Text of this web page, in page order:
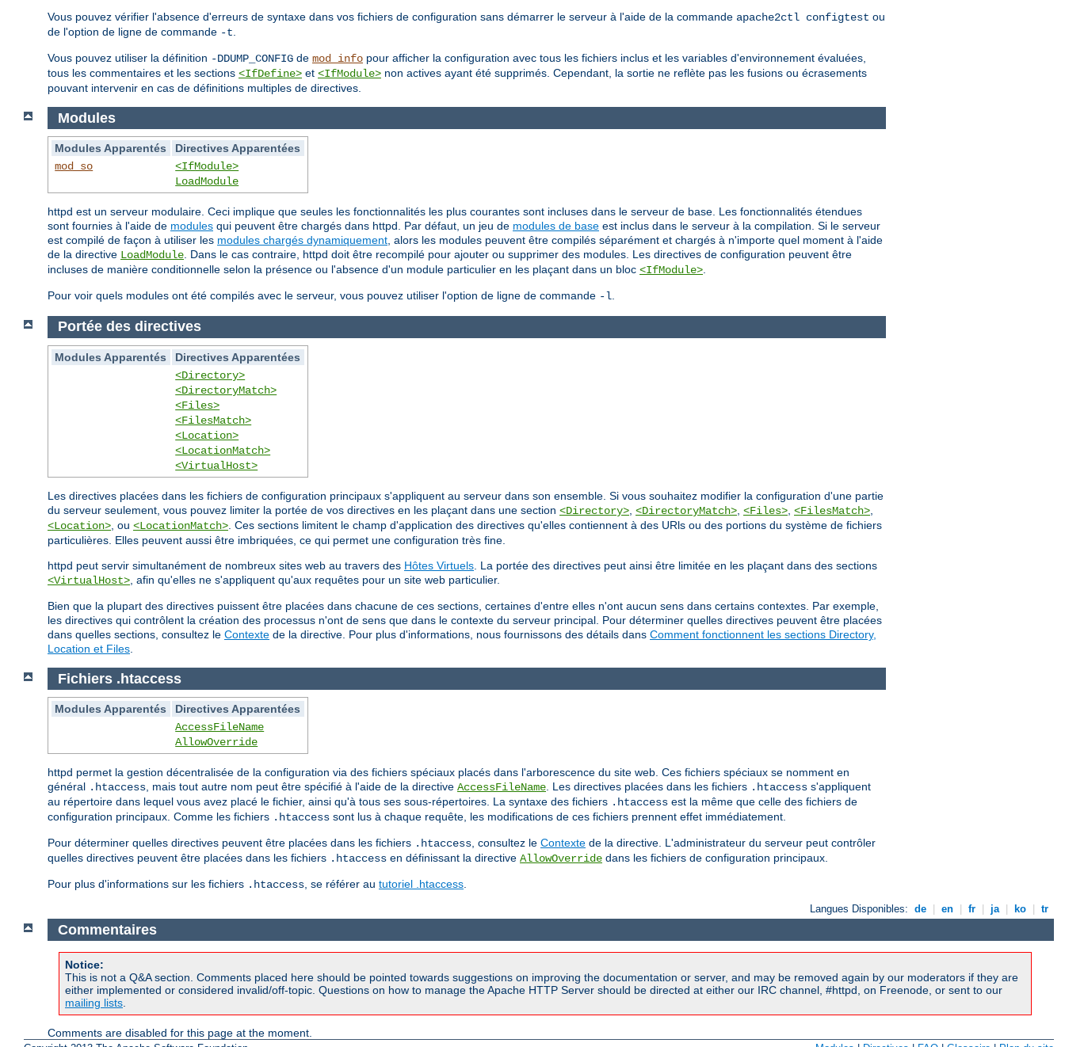
Vous pouvez vérifier l'absence d'erreurs de syntaxe dans vos fichiers de configuration sans démarrer le serveur à l'aide de la commande apache2ctl configtest ou
de l'option de ligne de commande -t
Vous pouvez utiliser la définition -DDUMP_CONFIG de mod_info pour afficher la configuration avec tous les fichiers inclus et les variables d'environnement évaluées,
tous les commentaires et les sections <IfDefine> et <IfModule> non actives ayant été supprimés. Cependant, la sortie ne reflète pas les fusions ou écrasements
pouvant intervenir en cas de définitions multiples de directives.
Modules
Modules Apparentés
Directives Apparentées
mod_so
<IfModule>
LoadModule
httpd est un serveur modulaire. Ceci implique que seules les fonctionnalités les plus courantes sont incluses dans le serveur de base. Les fonctionnalités étendues
sont fournies à l'aide de modules qui peuvent être chargés dans httpd. Par défaut, un jeu de modules de base est inclus dans le serveur à la compilation. Si le serveur
est compilé de façon à utiliser les modules chargés dynamiquement, alors les modules peuvent être compilés séparément et chargés à n'importe quel moment à l'aide
de la directive LoadModule. Dans le cas contraire, httpd doit être recompilé pour ajouter ou supprimer des modules. Les directives de configuration peuvent être
incluses de manière conditionnelle selon la présence ou l'absence d'un module particulier en les plaçant dans un bloc <IfModule>.
Pour voir quels modules ont été compilés avec le serveur, vous pouvez utiliser l'option de ligne de commande -l.
Portée des directives
Modules Apparentés
Directives Apparentées
<Directory>
<DirectoryMatch>
<Files>
<FilesMatch>
<Location>
<LocationMatch>
<VirtualHost>
Les directives placées dans les fichiers de configuration principaux s'appliquent au serveur dans son ensemble. Si vous souhaitez modifier la configuration d'une partie
du serveur seulement, vous pouvez limiter la portée de vos directives en les plaçant dans une section <Directory> <DirectoryMatch> <Files> <FilesMatch>
<Location> , ou <LocationMatch> . Ces sections limitent le champ d'application des directives qu'elles contiennent à des URls ou des portions du système de fichiers
particulières. Elles peuvent aussi être imbriquées, ce qui permet une configuration très fine.
httpd peut servir simultanément de nombreux sites web au travers des Hôtes Virtuels . La portée des directives peut ainsi être limitée en les plaçant dans des sections
<VirtualHost> , afin qu'elles ne s'appliquent qu'aux requêtes pour un site web particulier.
Bien que la plupart des directives puissent être placées dans chacune de ces sections, certaines d'entre elles n'ont aucun sens dans certains contextes. Par exemple,
les directives qui contrôlent la création des processus n'ont de sens que dans le contexte du serveur principal. Pour déterminer quelles directives peuvent être placées
dans quelles sections, consultez le Contexte de la directive. Pour plus d'informations, nous fournissons des détails dans Comment fonctionnent les sections Directory,
Location et Files
Fichiers .htaccess
Modules Apparentés
Directives Apparentées
AccessFileName
AllowOverride
httpd permet la gestion décentralisée de la configuration via des fichiers spéciaux placés dans l'arborescence du site web. Ces fichiers spéciaux se nomment en
général .htaccess, mais tout autre nom peut être spécifié à l'aide de la directive AccessFileName. Les directives placées dans les fichiers .htaccess s'appliquent
au répertoire dans lequel vous avez placé le fichier, ainsi qu'à tous ses sous-répertoires. La syntaxe des fichiers .htaccess est la même que celle des fichiers de
configuration principaux. Comme les fichiers .htaccess sont lus à chaque requête, les modifications de ces fichiers prennent effet immédiatement.
Pour déterminer quelles directives peuvent être placées dans les fichiers .htaccess, consultez le Contexte de la directive. L'administrateur du serveur peut contrôler
quelles directives peuvent être placées dans les fichiers .htaccess en définissant la directive AllowOverride dans les fichiers de configuration principaux.
Pour plus d'informations sur les fichiers .htaccess, se référer au tutoriel .htaccess.
Langues Disponibles: de en fr ja ko tr
Commentaires
Notice:
This is not a Q&A section. Comments placed here should be pointed towards suggestions on improving the documentation or server, and may be removed again by our moderators if they are
either implemented or considered invalid/off-topic. Questions on how to manage the Apache HTTP Server should be directed at either our IRC channel, #httpd, on Freenode, or sent to our
mailing lists.
Comments are disabled for this page at the moment.